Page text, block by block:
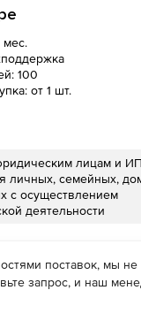
мес.
100
от 1 шт.
лицам и
личных, семейных,
с осуществлением
деятельности
поставок, мы
запрос, и наш